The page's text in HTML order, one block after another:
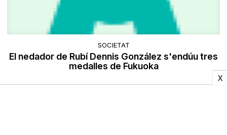
X
SOCIETAT
El nedador de Rubí Dennis González s'endúu tres
medalles de Fukuoka